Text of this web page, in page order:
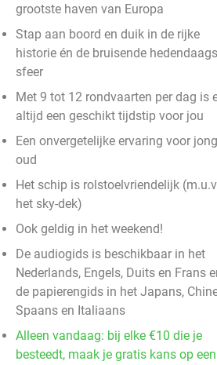
grootste haven van Europa
Stap aan boord en duik in de rijke
historie én de bruisende
sfeer
Met 9 tot 12 rondvaarten per dag is
altijd een geschikt tijdstip voor jou
Een onvergetelijke ervaring voor
oud
Het schip is rolstoelvriendelijk
het sky-dek)
Ook geldig in het weekend!
De audiogids is beschikbaar in het
Nederlands, Engels, Duits en Frans
de papierengids in het Japans,
Spaans en Italiaans
Alleen vandaag: bij elke €10 die je
besteedt, maak je gratis kans op een